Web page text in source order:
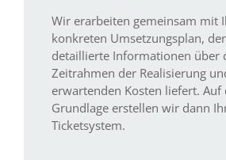
Wir erarbeiten gemeinsam mit
konkreten Umsetzungsplan,
detaillierte Informationen über
Zeitrahmen der Realisierung
erwartenden Kosten liefert. Auf
Grundlage erstellen wir dann
Ticketsystem.